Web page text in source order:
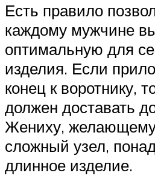
Есть правило
каждому мужчине
оптимальную для
изделия. Если
конец к воротнику,
должен доставать
Жениху, желающему
сложный узел,
длинное изделие.